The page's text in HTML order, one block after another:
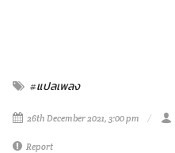
#แปลเพลง
26th December 2021, 3:00 pm
Report